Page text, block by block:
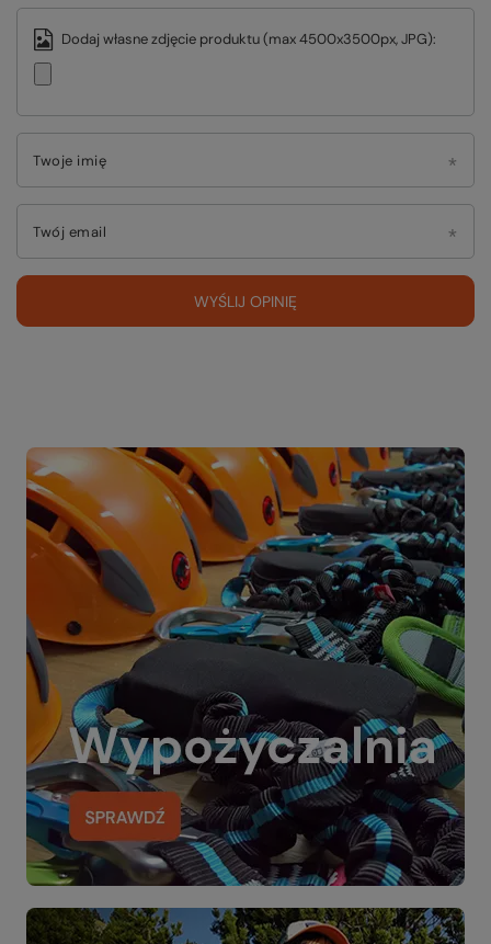
Dodaj własne zdjęcie produktu (max 4500x3500px, JPG):
Twoje imię
Twój email
WYŚLIJ OPINIĘ